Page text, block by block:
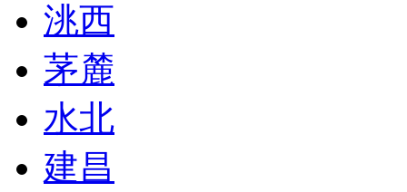
洮西
茅麓
水北
建昌